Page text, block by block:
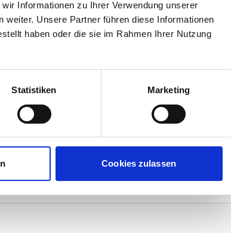
Informationen zu Ihrer Verwendung unserer
Unsere Partner führen diese Informationen
haben oder die sie im Rahmen Ihrer Nutzung
Statistiken Marketing
Cookies zulassen
Preis ab:55,95 €
Informationen
Icebreaker
Herstellerdetails